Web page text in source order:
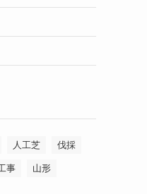
人工芝 伐採
事 山形